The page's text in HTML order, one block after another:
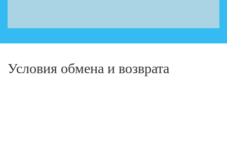
Условия обмена и возврата